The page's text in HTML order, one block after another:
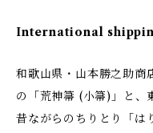
International
和歌山県・山本勝之助商
の「荒神箒 (小箒)」と、
昔ながらのちりとり「は